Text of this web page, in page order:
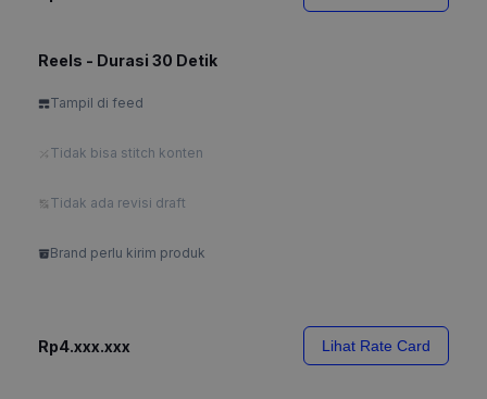
Reels - Durasi 30 Detik
Tampil di feed
Tidak bisa stitch konten
Tidak ada revisi draft
Brand perlu kirim produk
Rp4.xxx.xxx Lihat Rate Card